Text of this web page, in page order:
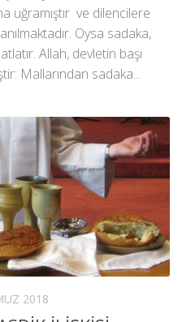
uğramıştır ve dilencilere
Oysa sadaka,
Allah, devletin başı
Mallarından sadaka...
2018